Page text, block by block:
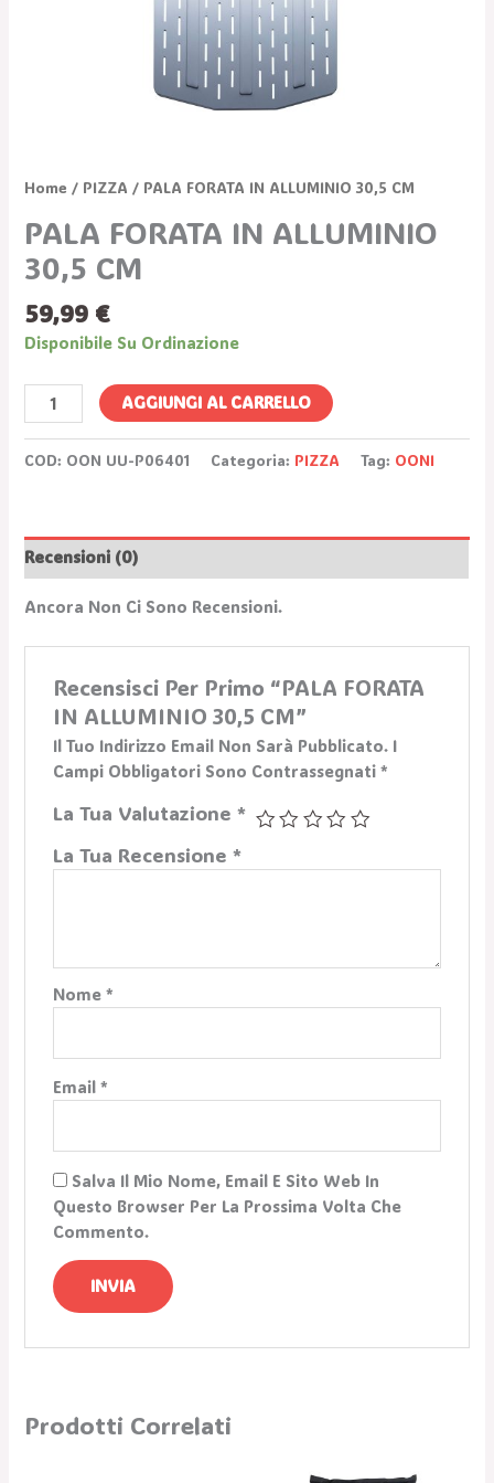
Home / PIZZA / PALA FORATA IN ALLUMINIO 30,5 CM
PALA FORATA IN ALLUMINIO
30,5 CM
59,99 €
Disponibile Su Ordinazione
AGGIUNGI AL CARRELLO
COD: OON UU-P06401 Categoria: PIZZA Tag: OONI
Recensioni (0)
Ancora Non Ci Sono Recensioni.
Recensisci Per Primo “PALA FORATA
IN ALLUMINIO 30,5 CM”
Il Tuo Indirizzo Email Non Sarà Pubblicato. I
Campi Obbligatori Sono Contrassegnati *
La Tua Valutazione *
La Tua Recensione *
Nome *
Email *
Salva Il Mio Nome, Email E Sito Web In
Questo Browser Per La Prossima Volta Che
Commento.
Prodotti Correlati